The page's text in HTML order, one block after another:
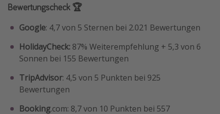
Bewertungscheck 🏆
Google: 4,7 von 5 Sternen bei 2.021 Bewertungen
HolidayCheck: 87% Weiterempfehlung + 5,3 von 6
Sonnen bei 155 Bewertungen
TripAdvisor: 4,5 von 5 Punkten bei 925
Bewertungen
Booking.com: 8,7 von 10 Punkten bei 557